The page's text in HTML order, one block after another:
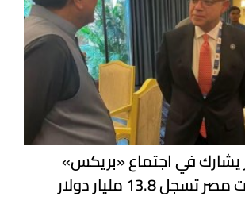
يشارك في اجتماع «بريكس»
13.8 مليار دولار